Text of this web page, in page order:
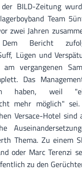
BILD-Zeitung
Team
zwei Jahren
Dem Bericht
Lügen und
vergangenen
Das
haben, weil
mehr möglich"
Versace-Hotel sind
Thema. Zu einem
oder Marc Terenzi
zu den